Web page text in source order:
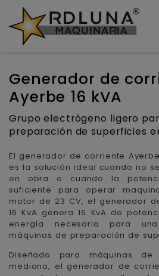
Generador de
Ayerbe 16 kVA
Grupo electrógeno ligero
preparación de superficies
El generador de corriente Ayerbe
es la solución ideal cuando no
en obra o cuando la
suficiente para operar
motor de 23 CV, el generador
16 KvA genera 16 KvA de
energía necesaria para
máquinas de preparación de
Diseñado para máquinas
mediano, el generador de